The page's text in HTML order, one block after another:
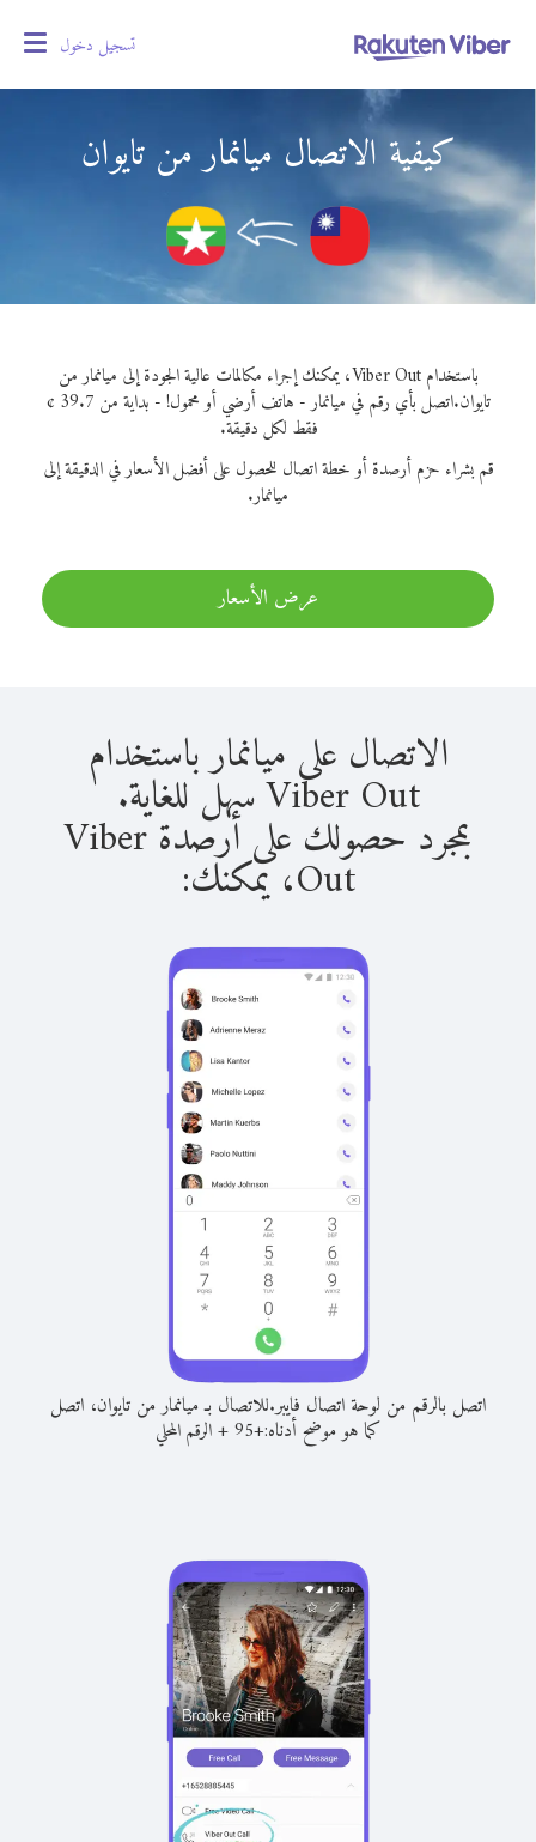
تسجيل دخول
كيفية الاتصال ميانمار من تايوان
باستخدام Viber Out، يمكنك إجراء مكالمات عالية الجودة إلى ميانمار من
تايوان.
اتصل بأي رقم في ميانمار - هاتف أرضي أو محمول! - بداية من 39.7 ¢
فقط لكل دقيقة.
قم بشراء حزم أرصدة أو خطة اتصال للحصول على أفضل الأسعار في الدقيقة إلى
ميانمار.
عرض الأسعار
الاتصال على ميانمار باستخدام
Viber Out سهل للغاية.
بمجرد حصولك على أرصدة Viber
Out، يمكنك:
اتصل بالرقم من لوحة اتصال فايبر.للاتصال بـ ميانمار من تايوان، اتصل
كما هو موضح أدناه:+
95
+الرقم المحلي